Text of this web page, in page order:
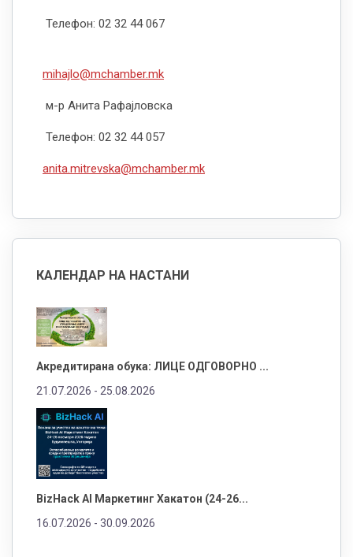
Телефон: 02 32 44 067
mihajlo@mchamber.mk
м-р Анита Рафајловска
Телефон: 02 32 44 057
anita.mitrevska@mchamber.mk
КАЛЕНДАР НА НАСТАНИ
Акредитирана обука: ЛИЦЕ ОДГОВОРНО ...
21.07.2026 - 25.08.2026
BizHack AI Маркетинг Хакатон (24-26...
16.07.2026 - 30.09.2026